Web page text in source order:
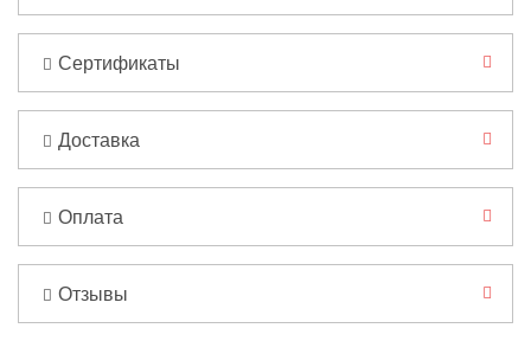
Сертификаты
Доставка
Оплата
Отзывы